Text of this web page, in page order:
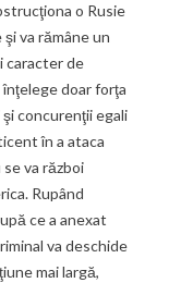
o Rusie
va rămâne un
caracter de
doar forţa
concurenţii egali
în a ataca
va război
Rupând
ce a anexat
va deschide
mai largă,